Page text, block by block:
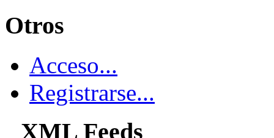
Otros
Acceso...
Registrarse...
XML Feeds